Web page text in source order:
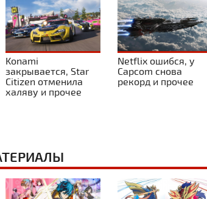
Konami
закрывается, Star
Citizen отменила
халяву и прочее
Netflix ошибся, у
Capcom снова
рекорд и прочее